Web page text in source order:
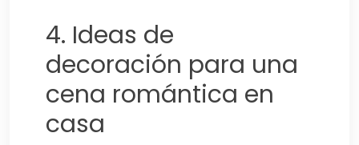
4. Ideas de
decoración para una
cena romántica en
casa